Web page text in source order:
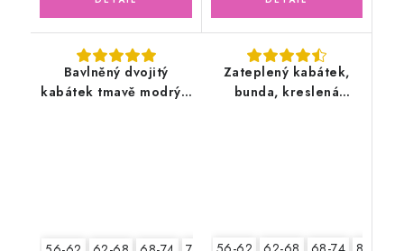
Bavlněný dvojitý
kabátek tmavě modrý s
Zateplený kabátek,
bunda, kreslená